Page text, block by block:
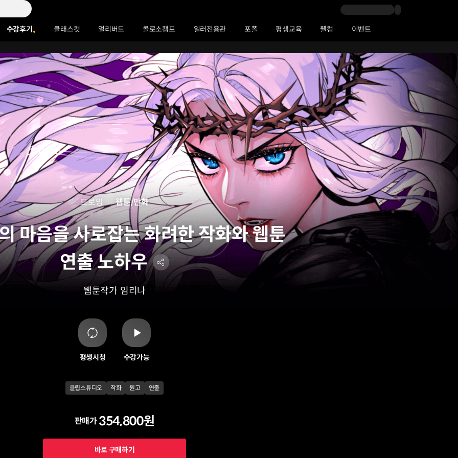
수강후기 클래스컷 얼리버드 콜로소캠프 일러전용관 포폴 평생교육 웰컴 이벤트
마음을 사로잡는 화려한 작화와 웹툰
연출 노하우
웹툰작가 임리나
드로잉 웹툰/만화
평생시청 수강가능
클립스튜디오 작화 원고 연출
판매가354,800원
바로 구매하기